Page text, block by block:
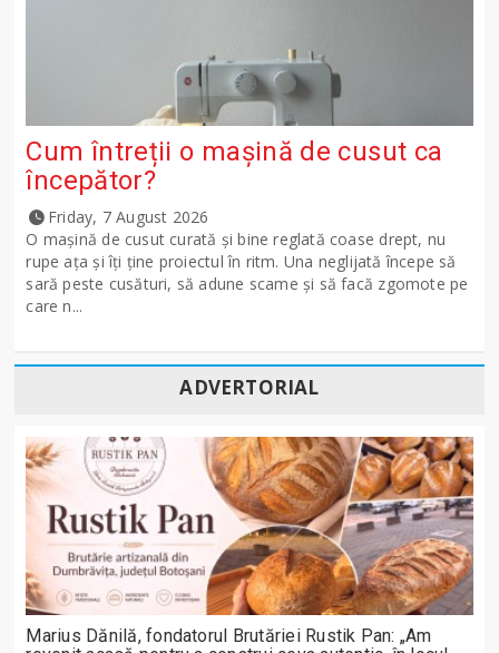
Cum întreții o mașină de cusut ca
începător?
Friday, 7 August 2026
O mașină de cusut curată și bine reglată coase drept, nu
rupe ața și îți ține proiectul în ritm. Una neglijată începe să
sară peste cusături, să adune scame și să facă zgomote pe
care n...
ADVERTORIAL
Marius Dănilă, fondatorul Brutăriei Rustik Pan: „Am